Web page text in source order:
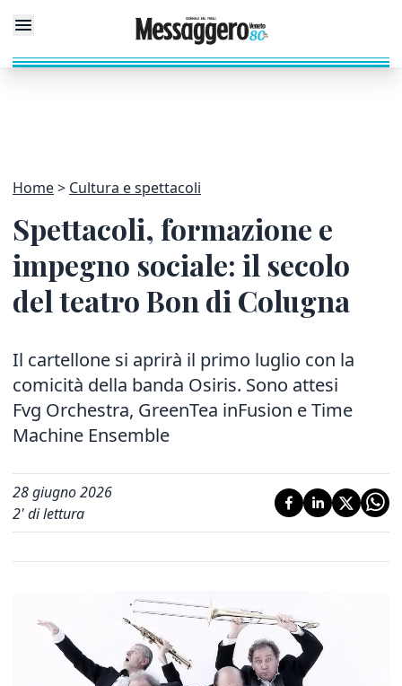
Home Cultura e spettacoli
Spettacoli, formazione e
impegno sociale: il secolo
del teatro Bon di Colugna
Il cartellone si aprirà il primo luglio con la
comicità della banda Osiris. Sono attesi
Fvg Orchestra, GreenTea inFusion e Time
Machine Ensemble
28 giugno 2026
2' di lettura